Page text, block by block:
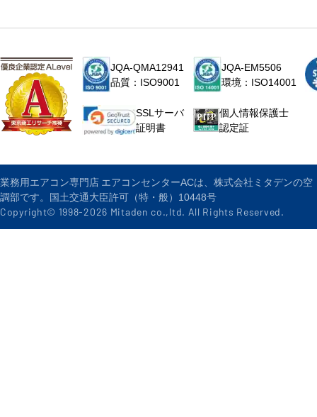
JQA-QMA12941
品質：ISO9001
JQA-EM5506
環境：ISO14001
SSLサーバ
証明書
個人情報保護士
認定証
業務用エアコン専門店 エアコンセンターACは、株式会社ミタデンの空
調部です。国土交通大臣許可（特・般）10448号
Copyright© 1998-2026 Mitaden co.,ltd. All Rights Reserved.